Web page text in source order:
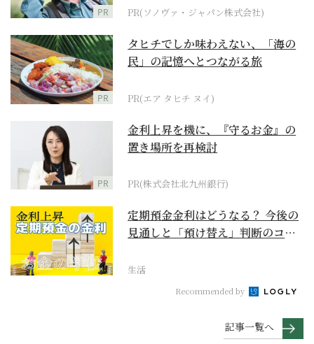
PR PR(ソノヴァ・ジャパン株式会社)
PR
タヒチでしか味わえない、「海の
民」の記憶へとつながる旅
PR(エア タヒチ ヌイ)
PR
金利上昇を機に、『守るお金』の
置き場所を再検討
PR(株式会社北九州銀行)
定期預金金利はどうなる？ 今後の
見通しと「預け替え」判断のコツ
生活
Recommended by
記事一覧へ